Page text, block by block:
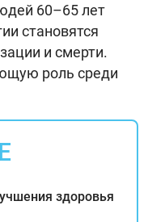
60–65 лет
становятся
и смерти.
роль среди
здоровья